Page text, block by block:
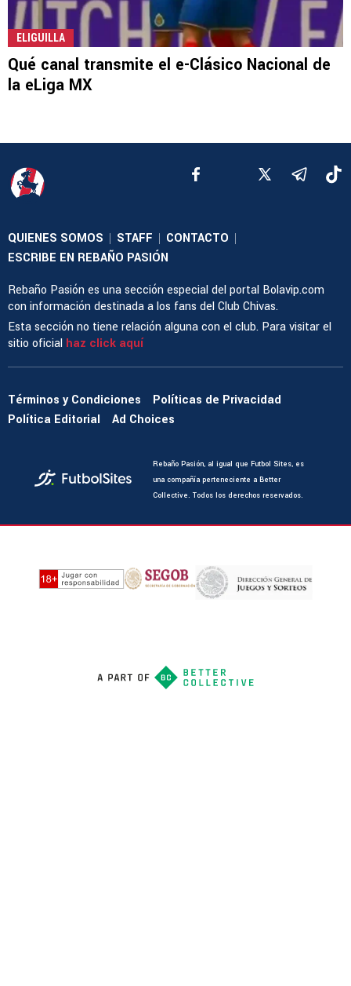
ELIGUILLA
Qué canal transmite el e-Clásico Nacional de
la eLiga MX
QUIENES SOMOS | STAFF | CONTACTO |
ESCRIBE EN REBAÑO PASIÓN
Rebaño Pasión es una sección especial del portal Bolavip.com
con información destinada a los fans del Club Chivas.
Esta sección no tiene relación alguna con el club. Para visitar el
sitio oficial haz click aquí
Términos y Condiciones
Políticas de Privacidad
Política Editorial
Ad Choices
Rebaño Pasión, al igual que Futbol Sites, es
una compañía perteneciente a Better
Collective. Todos los derechos reservados.